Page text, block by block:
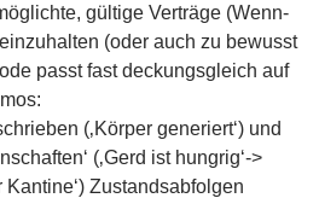
gültige Verträge (Wenn-
(oder auch zu bewusst
passt fast deckungsgleich auf
(‚Körper generiert‘) und
(‚Gerd ist hungrig‘->
Kantine‘) Zustandsabfolgen